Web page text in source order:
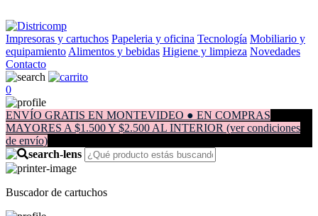
Impresoras y cartuchos Papeleria y oficina Tecnología Mobiliario y
equipamiento Alimentos y bebidas Higiene y limpieza Novedades
Contacto
0
ENVÍO GRATIS EN MONTEVIDEO ● EN COMPRAS
MAYORES A $1.500 Y $2.500 AL INTERIOR (ver condiciones
de envío)
Buscador de cartuchos